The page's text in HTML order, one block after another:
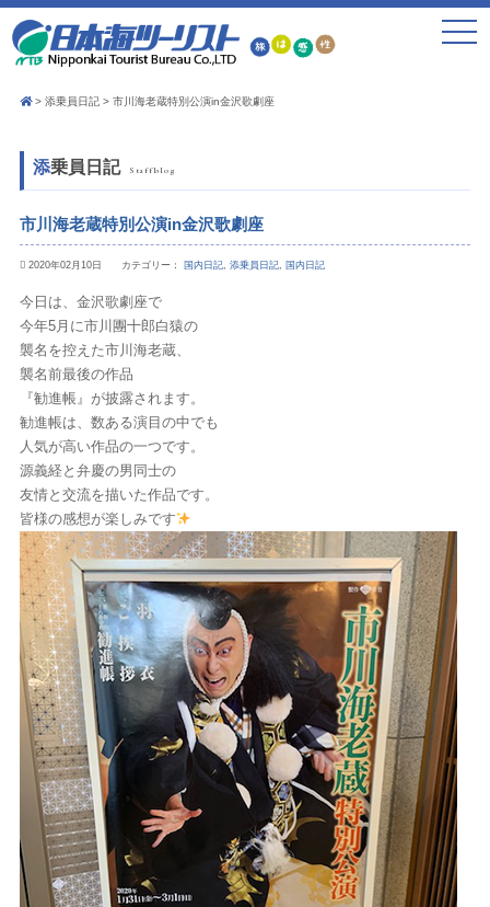
toggle
添乗員日記 市川海老蔵特別公演in金沢歌劇座
添乗員日記 Staffblog
市川海老蔵特別公演in金沢歌劇座
2020年02月10日 カテゴリー： 国内日記, 添乗員日記, 国内日記
今日は、金沢歌劇座で
今年5月に市川團十郎白猿の
襲名を控えた市川海老蔵、
襲名前最後の作品
『勧進帳』が披露されます。
勧進帳は、数ある演目の中でも
人気が高い作品の一つです。
源義経と弁慶の男同士の
友情と交流を描いた作品です。
皆様の感想が楽しみです